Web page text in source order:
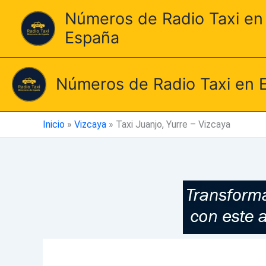
contenido
Números de Radio Taxi en
España
Números de Radio Taxi en
Inicio » Vizcaya » Taxi Juanjo, Yurre – Vizcaya